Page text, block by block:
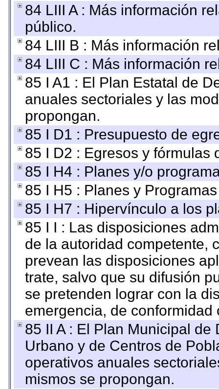
84 LIII A : Más información
público.
84 LIII B : Más información
84 LIII C : Más información
85 I A1 : El Plan Estatal de
anuales sectoriales y las
propongan.
85 I D1 : Presupuesto de
85 I D2 : Egresos y fórmulas
85 I H4 : Planes y/o
85 I H5 : Planes y
85 I H7 : Hipervínculo a los
85 I I : Las disposiciones
de la autoridad competente,
prevean las disposiciones
trate, salvo que su difusión
se pretenden lograr con la
emergencia, de
85 II A : El Plan Municipal
Urbano y de Centros de
operativos anuales
mismos se propongan.